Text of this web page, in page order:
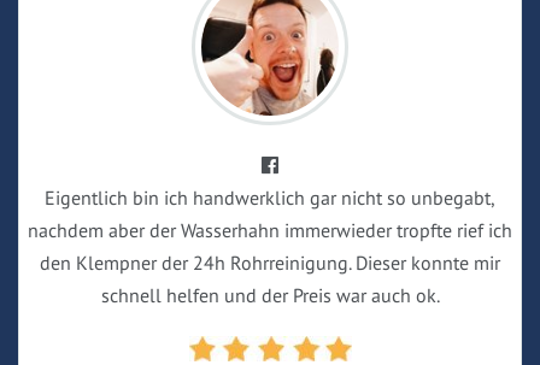
Eigentlich bin ich handwerklich gar nicht so unbegabt,
nachdem aber der Wasserhahn immerwieder tropfte rief ich
den Klempner der 24h Rohrreinigung. Dieser konnte mir
schnell helfen und der Preis war auch ok.